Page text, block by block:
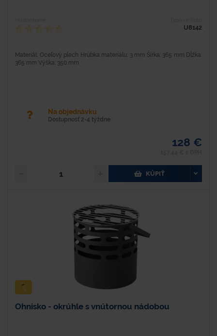
U8142
Materiál: Oceľový plech Hrúbka materiálu: 3 mm Šírka: 365 mm Dĺžka:
365 mm Výška: 350 mm
Na objednávku
Dostupnosť 2-4 týždne
128 €
KÚPIŤ
Ohnisko - okrúhle s vnútornou nádobou